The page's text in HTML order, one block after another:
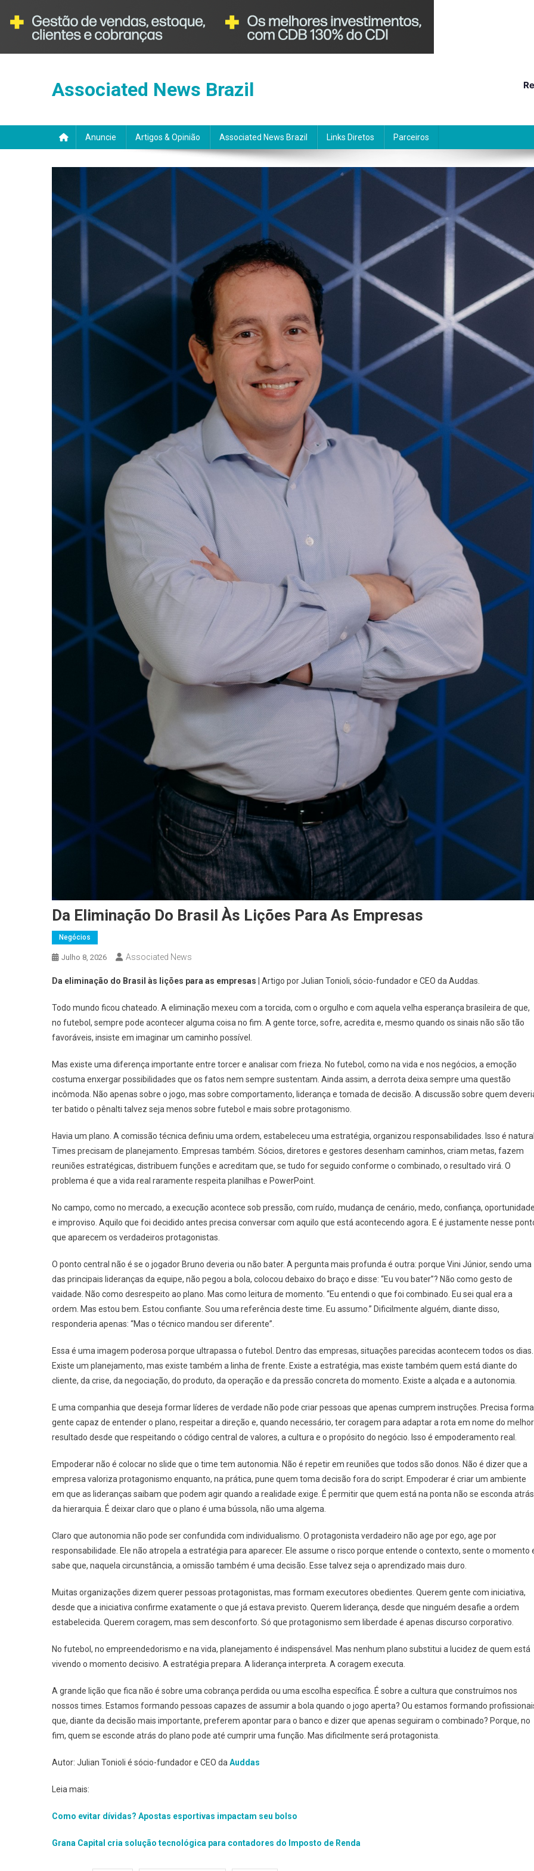
Associated News Brazil
Anuncie Artigos & Opinião Associated News Brazil Links Diretos Parceiros
Da Eliminação Do Brasil Às Lições Para As Empresas
Negócios
Julho 8, 2026 Associated News
Da eliminação do Brasil às lições para as empresas | Artigo por Julian Tonioli, sócio-fundador e CEO da Auddas.
Todo mundo ficou chateado. A eliminação mexeu com a torcida, com o orgulho e com aquela velha esperança brasileira de que,
no futebol, sempre pode acontecer alguma coisa no fim. A gente torce, sofre, acredita e, mesmo quando os sinais não são tão
favoráveis, insiste em imaginar um caminho possível.
Mas existe uma diferença importante entre torcer e analisar com frieza. No futebol, como na vida e nos negócios, a emoção
costuma enxergar possibilidades que os fatos nem sempre sustentam. Ainda assim, a derrota deixa sempre uma questão
incômoda. Não apenas sobre o jogo, mas sobre comportamento, liderança e tomada de decisão. A discussão sobre quem
ter batido o pênalti talvez seja menos sobre futebol e mais sobre protagonismo.
Havia um plano. A comissão técnica definiu uma ordem, estabeleceu uma estratégia, organizou responsabilidades. Isso é
Times precisam de planejamento. Empresas também. Sócios, diretores e gestores desenham caminhos, criam metas, fazem
reuniões estratégicas, distribuem funções e acreditam que, se tudo for seguido conforme o combinado, o resultado virá. O
problema é que a vida real raramente respeita planilhas e PowerPoint.
No campo, como no mercado, a execução acontece sob pressão, com ruído, mudança de cenário, medo, confiança, oportunidade
e improviso. Aquilo que foi decidido antes precisa conversar com aquilo que está acontecendo agora. E é justamente nesse
que aparecem os verdadeiros protagonistas.
O ponto central não é se o jogador Bruno deveria ou não bater. A pergunta mais profunda é outra: porque Vini Júnior, sendo uma
das principais lideranças da equipe, não pegou a bola, colocou debaixo do braço e disse: “Eu vou bater”? Não como gesto de
vaidade. Não como desrespeito ao plano. Mas como leitura de momento. “Eu entendi o que foi combinado. Eu sei qual era a
ordem. Mas estou bem. Estou confiante. Sou uma referência deste time. Eu assumo.” Dificilmente alguém, diante disso,
responderia apenas: “Mas o técnico mandou ser diferente”.
Essa é uma imagem poderosa porque ultrapassa o futebol. Dentro das empresas, situações parecidas acontecem todos os dias.
Existe um planejamento, mas existe também a linha de frente. Existe a estratégia, mas existe também quem está diante do
cliente, da crise, da negociação, do produto, da operação e da pressão concreta do momento. Existe a alçada e a autonomia.
E uma companhia que deseja formar líderes de verdade não pode criar pessoas que apenas cumprem instruções. Precisa
gente capaz de entender o plano, respeitar a direção e, quando necessário, ter coragem para adaptar a rota em nome do melhor
resultado desde que respeitando o código central de valores, a cultura e o propósito do negócio. Isso é empoderamento real.
Empoderar não é colocar no slide que o time tem autonomia. Não é repetir em reuniões que todos são donos. Não é dizer que a
empresa valoriza protagonismo enquanto, na prática, pune quem toma decisão fora do script. Empoderar é criar um ambiente
em que as lideranças saibam que podem agir quando a realidade exige. É permitir que quem está na ponta não se esconda atrás
da hierarquia. É deixar claro que o plano é uma bússola, não uma algema.
Claro que autonomia não pode ser confundida com individualismo. O protagonista verdadeiro não age por ego, age por
responsabilidade. Ele não atropela a estratégia para aparecer. Ele assume o risco porque entende o contexto, sente o momento
sabe que, naquela circunstância, a omissão também é uma decisão. Esse talvez seja o aprendizado mais duro.
Muitas organizações dizem querer pessoas protagonistas, mas formam executores obedientes. Querem gente com iniciativa,
desde que a iniciativa confirme exatamente o que já estava previsto. Querem liderança, desde que ninguém desafie a ordem
estabelecida. Querem coragem, mas sem desconforto. Só que protagonismo sem liberdade é apenas discurso corporativo.
No futebol, no empreendedorismo e na vida, planejamento é indispensável. Mas nenhum plano substitui a lucidez de quem está
vivendo o momento decisivo. A estratégia prepara. A liderança interpreta. A coragem executa.
A grande lição que fica não é sobre uma cobrança perdida ou uma escolha específica. É sobre a cultura que construímos nos
nossos times. Estamos formando pessoas capazes de assumir a bola quando o jogo aperta? Ou estamos formando
que, diante da decisão mais importante, preferem apontar para o banco e dizer que apenas seguiram o combinado? Porque, no
fim, quem se esconde atrás do plano pode até cumprir uma função. Mas dificilmente será protagonista.
Autor: Julian Tonioli é sócio-fundador e CEO daAuddas
Leia mais:
Como evitar dívidas? Apostas esportivas impactam seu bolso
Grana Capital cria solução tecnológica para contadores do Imposto de Renda